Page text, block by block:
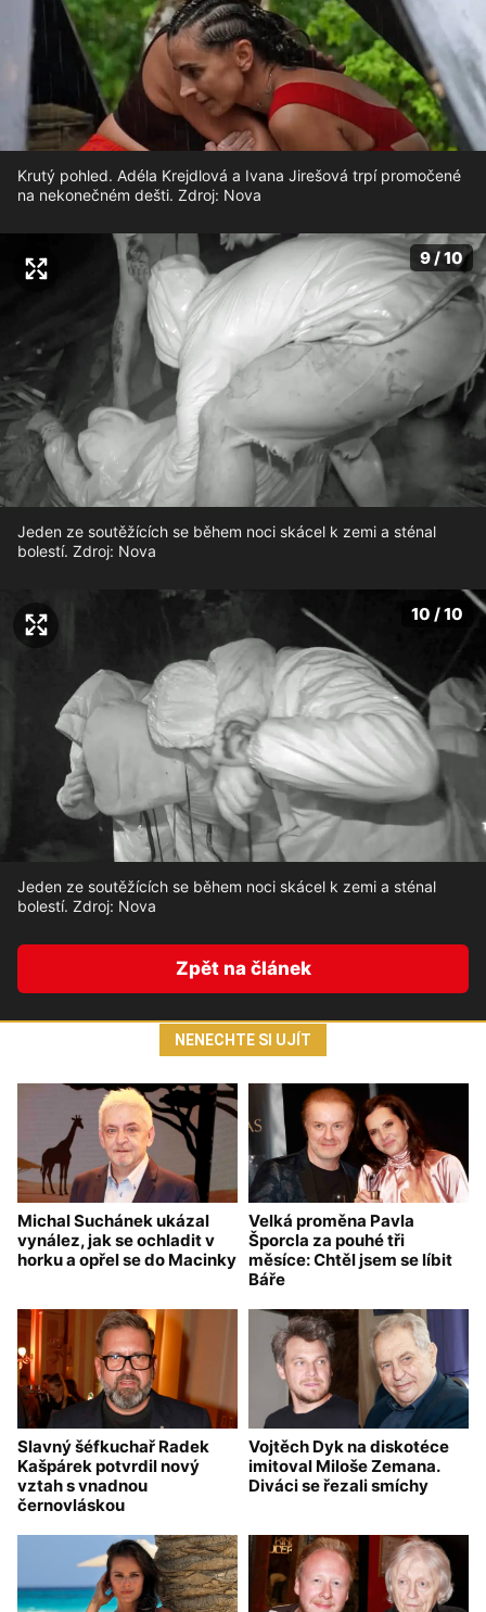
Krutý pohled. Adéla Krejdlová a Ivana Jirešová trpí promočené
na nekonečném dešti. Zdroj: Nova
9 / 10
Jeden ze soutěžících se během noci skácel k zemi a sténal
bolestí. Zdroj: Nova
10 / 10
Jeden ze soutěžících se během noci skácel k zemi a sténal
bolestí. Zdroj: Nova
Zpět na článek
NENECHTE SI UJÍT
Michal Suchánek ukázal
vynález, jak se ochladit v
horku a opřel se do Macinky
Velká proměna Pavla
Šporcla za pouhé tři
měsíce: Chtěl jsem se líbit
Báře
Slavný šéfkuchař Radek
Kašpárek potvrdil nový
vztah s vnadnou
černovláskou
Vojtěch Dyk na diskotéce
imitoval Miloše Zemana.
Diváci se řezali smíchy